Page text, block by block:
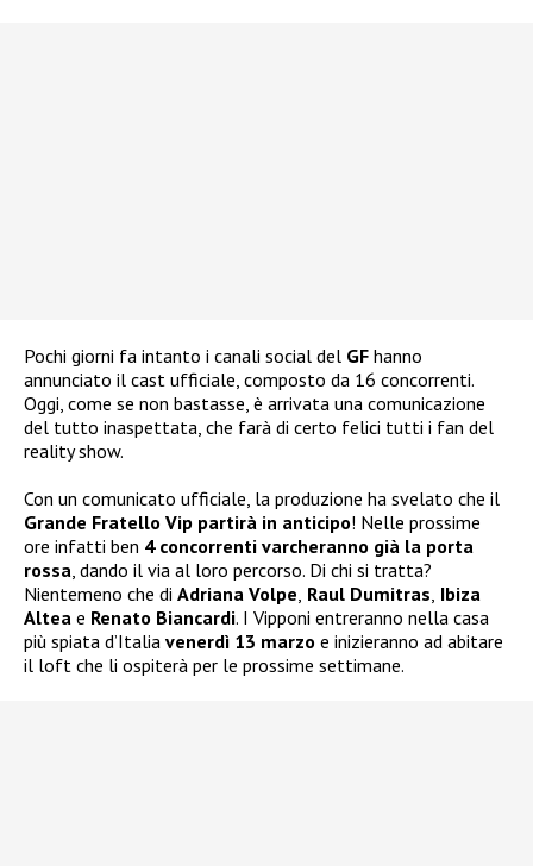
Pochi giorni fa intanto i canali social del GF hanno
annunciato il cast ufficiale, composto da 16 concorrenti.
Oggi, come se non bastasse, è arrivata una comunicazione
del tutto inaspettata, che farà di certo felici tutti i fan del
reality show.
Con un comunicato ufficiale, la produzione ha svelato che il
Grande Fratello Vip partirà in anticipo! Nelle prossime
ore infatti ben 4 concorrenti varcheranno già la porta
rossa , dando il via al loro percorso. Di chi si tratta?
Nientemeno che di Adriana Volpe Raul Dumitras Ibiza
Altea e Renato Biancardi. I Vipponi entreranno nella casa
più spiata d’Italia venerdì 13 marzo e inizieranno ad abitare
il loft che li ospiterà per le prossime settimane.